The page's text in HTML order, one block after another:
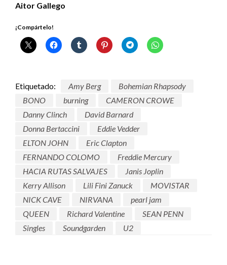
Aitor Gallego
¡Compártelo!
Etiquetado: Amy Berg
Bohemian Rhapsody
BONO
burning
CAMERON CROWE
Danny Clinch
David Barnard
Donna Bertaccini
Eddie Vedder
ELTON JOHN
Eric Clapton
FERNANDO COLOMO
Freddie Mercury
HACIA RUTAS SALVAJES
Janis Joplin
Kerry Allison
Lili Fini Zanuck
MOVISTAR
NICK CAVE
NIRVANA
pearl jam
QUEEN
Richard Valentine
SEAN PENN
Singles
Soundgarden U2